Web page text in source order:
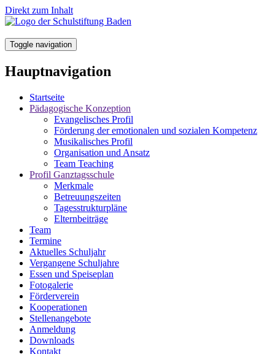
Direkt zum Inhalt
Toggle navigation
Hauptnavigation
Startseite
Pädagogische Konzeption
Evangelisches Profil
Förderung der emotionalen und sozialen Kompetenz
Musikalisches Profil
Organisation und Ansatz
Team Teaching
Profil Ganztagsschule
Merkmale
Betreuungszeiten
Tagesstrukturpläne
Elternbeiträge
Team
Termine
Aktuelles Schuljahr
Vergangene Schuljahre
Essen und Speiseplan
Fotogalerie
Förderverein
Kooperationen
Stellenangebote
Anmeldung
Downloads
Kontakt